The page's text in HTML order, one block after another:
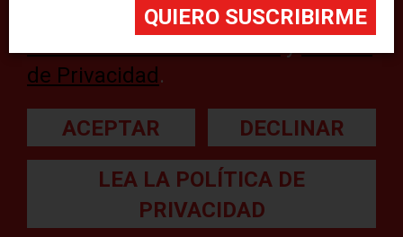
información, lea nuestra
de Privacidad .
ACEPTAR DECLINAR
LEA LA POLÍTICA DE
PRIVACIDAD